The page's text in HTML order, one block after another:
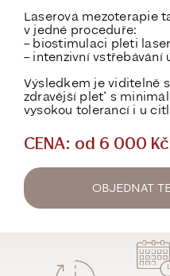
Laserová mezoterapie
v jedné proceduře:
– biostimulaci pleti
– intenzivní vstřebávání
Výsledkem je viditelně
zdravější pleť s
vysokou tolerancí i u
CENA: od 6 000 Kč
OBJEDNAT